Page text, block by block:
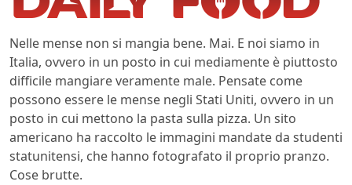
Nelle mense non si mangia bene. Mai. E noi siamo in
Italia, ovvero in un posto in cui mediamente è piuttosto
difficile mangiare veramente male. Pensate come
possono essere le mense negli Stati Uniti, ovvero in un
posto in cui mettono la pasta sulla pizza. Un sito
americano ha raccolto le immagini mandate da studenti
statunitensi, che hanno fotografato il proprio pranzo.
Cose brutte.